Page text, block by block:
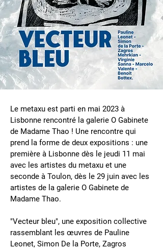
Le metaxu est parti en mai 2023 à
Lisbonne rencontré la galerie O Gabinete
de Madame Thao ! Une rencontre qui
prend la forme de deux expositions : une
première à Lisbonne dès le jeudi 11 mai
avec les artistes du metaxu et une
seconde à Toulon, dès le 29 juin avec les
artistes de la galerie O Gabinete de
Madame Thao.
"Vecteur bleu", une exposition collective
rassemblant les œuvres de Pauline
Leonet, Simon De la Porte, Zagros